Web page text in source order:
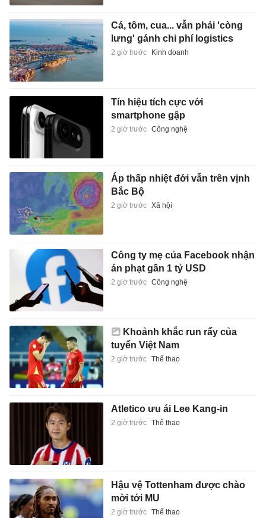
Cá, tôm, cua... vẫn phải 'còng
lưng' gánh chi phí logistics
2 giờ trước Kinh doanh
Tín hiệu tích cực với
smartphone gập
2 giờ trước Công nghệ
Áp thấp nhiệt đới vẫn trên vịnh
Bắc Bộ
2 giờ trước Xã hội
Công ty mẹ của Facebook nhận
án phạt gần 1 tỷ USD
2 giờ trước Công nghệ
Khoảnh khắc run rẩy của
tuyển Việt Nam
2 giờ trước Thể thao
Atletico ưu ái Lee Kang-in
2 giờ trước Thể thao
Hậu vệ Tottenham được chào
mời tới MU
2 giờ trước Thể thao